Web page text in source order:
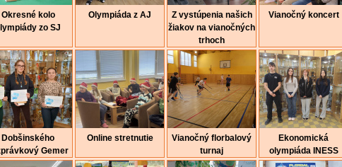
Okresné kolo
zo SJ
Olympiáda z AJ
Z vystúpenia našich
žiakov na vianočných
trhoch
Vianočný koncert
Dobšinského
Gemer
Online stretnutie
Vianočný florbalový
turnaj
Ekonomická
olympiáda INESS